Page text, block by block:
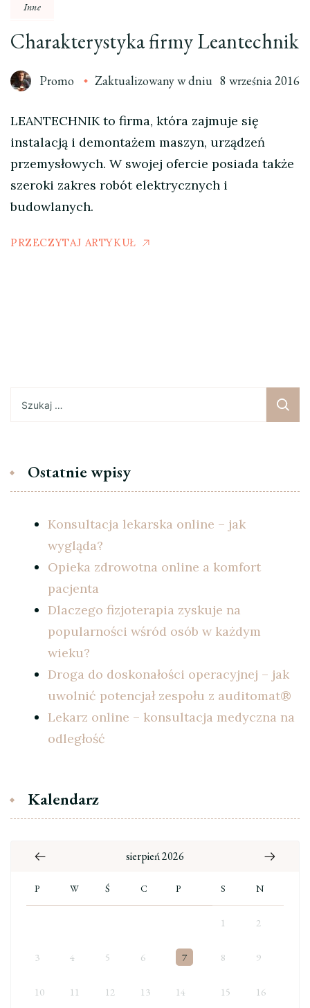
Inne
Charakterystyka firmy Leantechnik
Promo Zaktualizowany w dniu 8 września 2016
LEANTECHNIK to firma, która zajmuje się
instalacją i demontażem maszyn, urządzeń
przemysłowych. W swojej ofercie posiada także
szeroki zakres robót elektrycznych i
budowlanych.
PRZECZYTAJ ARTYKUŁ
Ostatnie wpisy
Konsultacja lekarska online – jak
wygląda?
Opieka zdrowotna online a komfort
pacjenta
Dlaczego fizjoterapia zyskuje na
popularności wśród osób w każdym
wieku?
Droga do doskonałości operacyjnej – jak
uwolnić potencjał zespołu z auditomat®
Lekarz online – konsultacja medyczna na
odległość
Kalendarz
sierpień 2026
P W Ś C P S N
1 2
3 4 5 6 7 8 9
10 11 12 13 14 15 16